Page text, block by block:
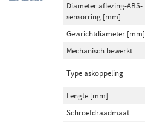
Diameter aflezing-ABS-
sensorring [mm]
Gewrichtdiameter [mm]
Mechanisch bewerkt
Type askoppeling
Lengte [mm]
Schroefdraadmaat